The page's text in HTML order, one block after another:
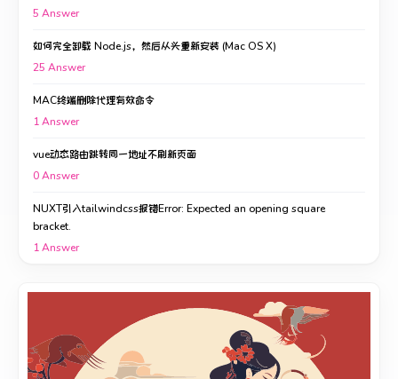
5 Answer
如何完全卸载 Node.js，然后从头重新安装 (Mac OS X)
25 Answer
MAC终端删除代理有效命令
1Answer
vue动态路由跳转同一地址不刷新页面
0Answer
NUXT引入tailwindcss报错Error: Expected an opening square
bracket.
1Answer